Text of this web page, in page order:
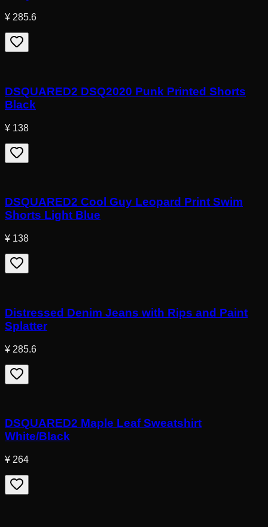
¥ 285.6
DSQUARED2 DSQ2020 Punk Printed Shorts
Black
¥ 138
DSQUARED2 Cool Guy Leopard Print Swim
Shorts Light Blue
¥ 138
Distressed Denim Jeans with Rips and Paint
Splatter
¥ 285.6
DSQUARED2 Maple Leaf Sweatshirt
White/Black
¥ 264